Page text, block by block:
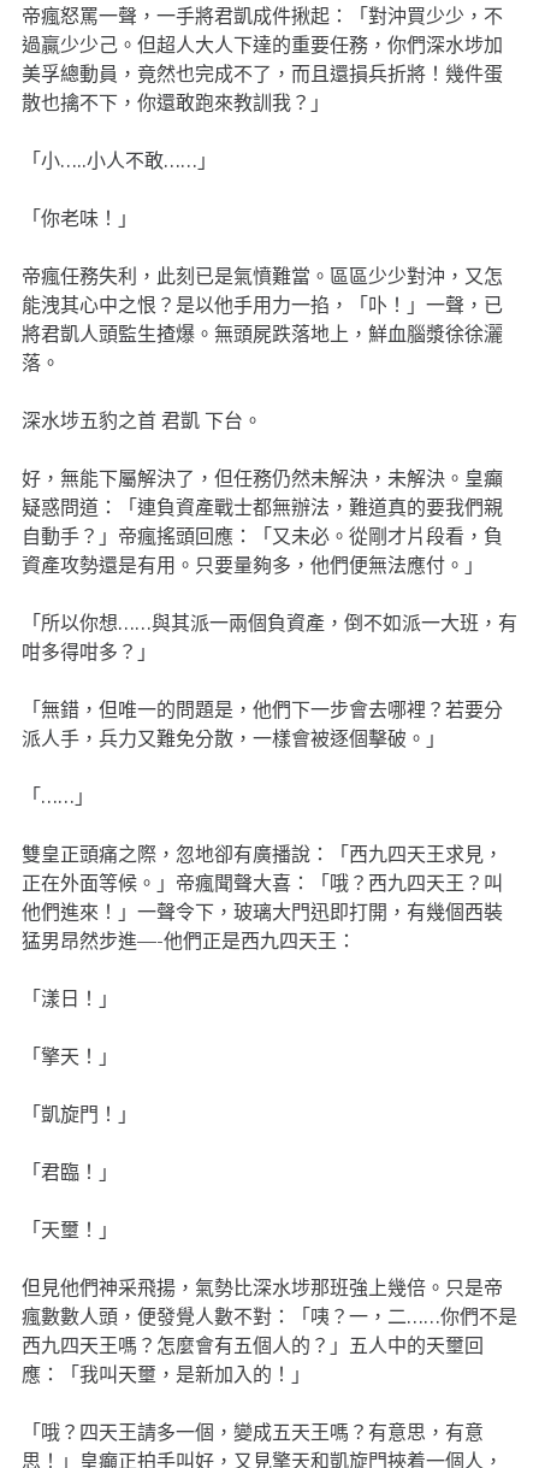
帝瘋怒罵一聲，一手將君凱成件揪起：「對沖買少少，不
過贏少少己。但超人大人下達的重要任務，你們深水埗加
美孚總動員，竟然也完成不了，而且還損兵折將！幾件蛋
散也擒不下，你還敢跑來教訓我？」
「小…..小人不敢……」
「你老味！」
帝瘋任務失利，此刻已是氣憤難當。區區少少對沖，又怎
能洩其心中之恨？是以他手用力一掐，「卟！」一聲，已
將君凱人頭監生揸爆。無頭屍跌落地上，鮮血腦漿徐徐灑
落。
深水埗五豹之首 君凱 下台。
好，無能下屬解決了，但任務仍然未解決，未解決。皇癲
疑惑問道：「連負資產戰士都無辦法，難道真的要我們親
自動手？」帝瘋搖頭回應：「又未必。從剛才片段看，負
資產攻勢還是有用。只要量夠多，他們便無法應付。」
「所以你想……與其派一兩個負資產，倒不如派一大班，有
咁多得咁多？」
「無錯，但唯一的問題是，他們下一步會去哪裡？若要分
派人手，兵力又難免分散，一樣會被逐個擊破。」
「……」
雙皇正頭痛之際，忽地卻有廣播說：「西九四天王求見，
正在外面等候。」帝瘋聞聲大喜：「哦？西九四天王？叫
他們進來！」一聲令下，玻璃大門迅即打開，有幾個西裝
猛男昂然步進—-他們正是西九四天王：
「漾日！」
「擎天！」
「凱旋門！」
「君臨！」
「天壐！」
但見他們神采飛揚，氣勢比深水埗那班強上幾倍。只是帝
瘋數數人頭，便發覺人數不對：「咦？一，二……你們不是
西九四天王嗎？怎麼會有五個人的？」五人中的天壐回
應：「我叫天壐，是新加入的！」
「哦？四天王請多一個，變成五天王嗎？有意思，有意
思！」皇癲正拍手叫好，又見擎天和凱旋門挾着一個人，